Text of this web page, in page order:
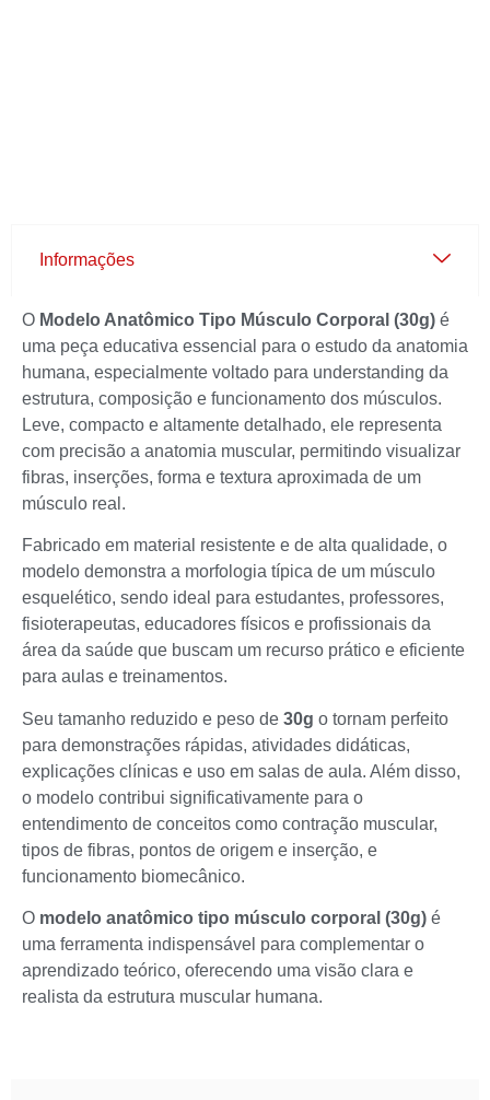
Informações
O Modelo Anatômico Tipo Músculo Corporal (30g) é
uma peça educativa essencial para o estudo da anatomia
humana, especialmente voltado para understanding da
estrutura, composição e funcionamento dos músculos.
Leve, compacto e altamente detalhado, ele representa
com precisão a anatomia muscular, permitindo visualizar
fibras, inserções, forma e textura aproximada de um
músculo real.
Fabricado em material resistente e de alta qualidade, o
modelo demonstra a morfologia típica de um músculo
esquelético, sendo ideal para estudantes, professores,
fisioterapeutas, educadores físicos e profissionais da
área da saúde que buscam um recurso prático e eficiente
para aulas e treinamentos.
Seu tamanho reduzido e peso de 30g o tornam perfeito
para demonstrações rápidas, atividades didáticas,
explicações clínicas e uso em salas de aula. Além disso,
o modelo contribui significativamente para o
entendimento de conceitos como contração muscular,
tipos de fibras, pontos de origem e inserção, e
funcionamento biomecânico.
O modelo anatômico tipo músculo corporal (30g) é
uma ferramenta indispensável para complementar o
aprendizado teórico, oferecendo uma visão clara e
realista da estrutura muscular humana.